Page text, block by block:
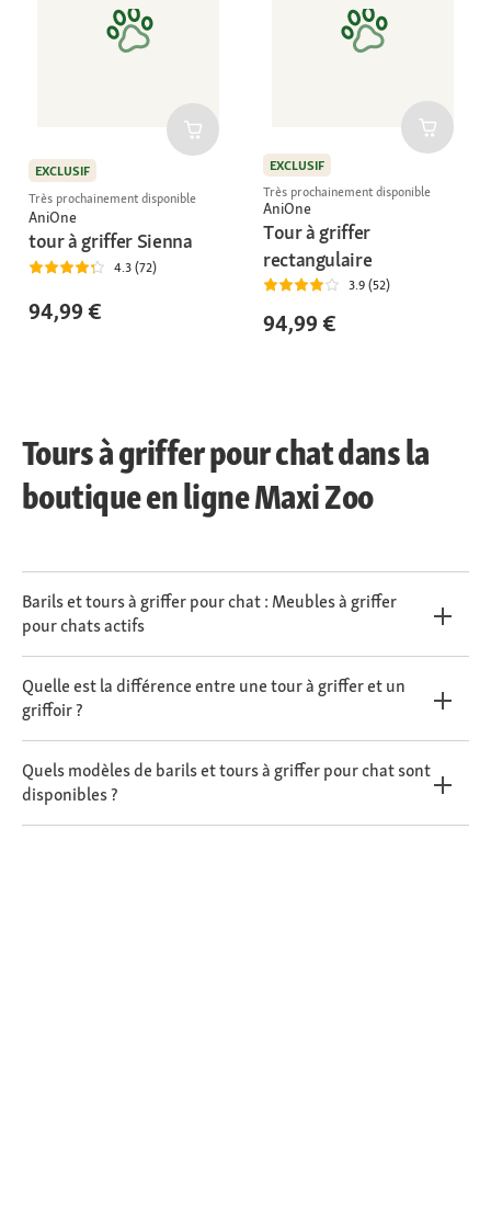
EXCLUSIF
Très prochainement disponible
AniOne
tour à griffer Sienna
4.3 (72)
94,99 €
EXCLUSIF
Très prochainement disponible
AniOne
Tour à griffer
rectangulaire
3.9 (52)
94,99 €
Tours à griffer pour chat dans la
boutique en ligne Maxi Zoo
Barils et tours à griffer pour chat : Meubles à griffer
pour chats actifs
Quelle est la différence entre une tour à griffer et un
griffoir ?
Quels modèles de barils et tours à griffer pour chat sont
disponibles ?